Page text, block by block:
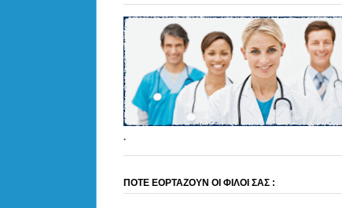
.
ΠΟΤΕ ΕΟΡΤΑΖΟΥΝ ΟΙ ΦΙΛΟΙ ΣΑΣ :